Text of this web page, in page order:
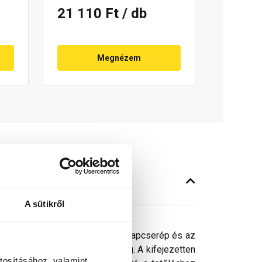
A sütikről
21 110 Ft / db
Megnézem
Két eleme az átvezető alapcserép és az
átvezetésére van lehetőség. A kifejezetten